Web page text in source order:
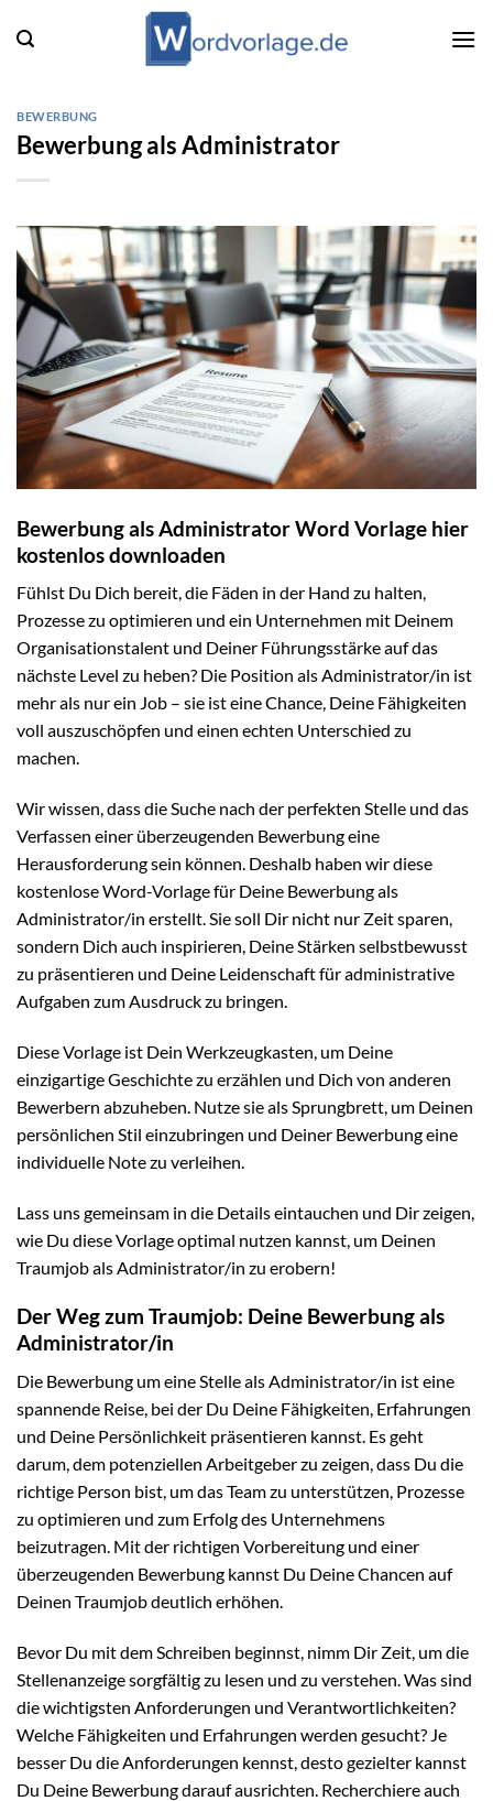
Inhalt
BEWERBUNG
Bewerbung als Administrator
Bewerbung als Administrator Word Vorlage hier
kostenlos downloaden
Fühlst Du Dich bereit, die Fäden in der Hand zu halten,
Prozesse zu optimieren und ein Unternehmen mit Deinem
Organisationstalent und Deiner Führungsstärke auf das
nächste Level zu heben? Die Position als Administrator/in ist
mehr als nur ein Job – sie ist eine Chance, Deine Fähigkeiten
voll auszuschöpfen und einen echten Unterschied zu
machen.
Wir wissen, dass die Suche nach der perfekten Stelle und das
Verfassen einer überzeugenden Bewerbung eine
Herausforderung sein können. Deshalb haben wir diese
kostenlose Word-Vorlage für Deine Bewerbung als
Administrator/in erstellt. Sie soll Dir nicht nur Zeit sparen,
sondern Dich auch inspirieren, Deine Stärken selbstbewusst
zu präsentieren und Deine Leidenschaft für administrative
Aufgaben zum Ausdruck zu bringen.
Diese Vorlage ist Dein Werkzeugkasten, um Deine
einzigartige Geschichte zu erzählen und Dich von anderen
Bewerbern abzuheben. Nutze sie als Sprungbrett, um Deinen
persönlichen Stil einzubringen und Deiner Bewerbung eine
individuelle Note zu verleihen.
Lass uns gemeinsam in die Details eintauchen und Dir zeigen,
wie Du diese Vorlage optimal nutzen kannst, um Deinen
Traumjob als Administrator/in zu erobern!
Der Weg zum Traumjob: Deine Bewerbung als
Administrator/in
Die Bewerbung um eine Stelle als Administrator/in ist eine
spannende Reise, bei der Du Deine Fähigkeiten, Erfahrungen
und Deine Persönlichkeit präsentieren kannst. Es geht
darum, dem potenziellen Arbeitgeber zu zeigen, dass Du die
richtige Person bist, um das Team zu unterstützen, Prozesse
zu optimieren und zum Erfolg des Unternehmens
beizutragen. Mit der richtigen Vorbereitung und einer
überzeugenden Bewerbung kannst Du Deine Chancen auf
Deinen Traumjob deutlich erhöhen.
Bevor Du mit dem Schreiben beginnst, nimm Dir Zeit, um die
Stellenanzeige sorgfältig zu lesen und zu verstehen. Was sind
die wichtigsten Anforderungen und Verantwortlichkeiten?
Welche Fähigkeiten und Erfahrungen werden gesucht? Je
besser Du die Anforderungen kennst, desto gezielter kannst
Du Deine Bewerbung darauf ausrichten. Recherchiere auch